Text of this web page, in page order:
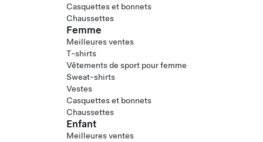
Casquettes et bonnets
Chaussettes
Femme
Meilleures ventes
T-shirts
Vêtements de sport pour femme
Sweat-shirts
Vestes
Casquettes et bonnets
Chaussettes
Enfant
Meilleures ventes